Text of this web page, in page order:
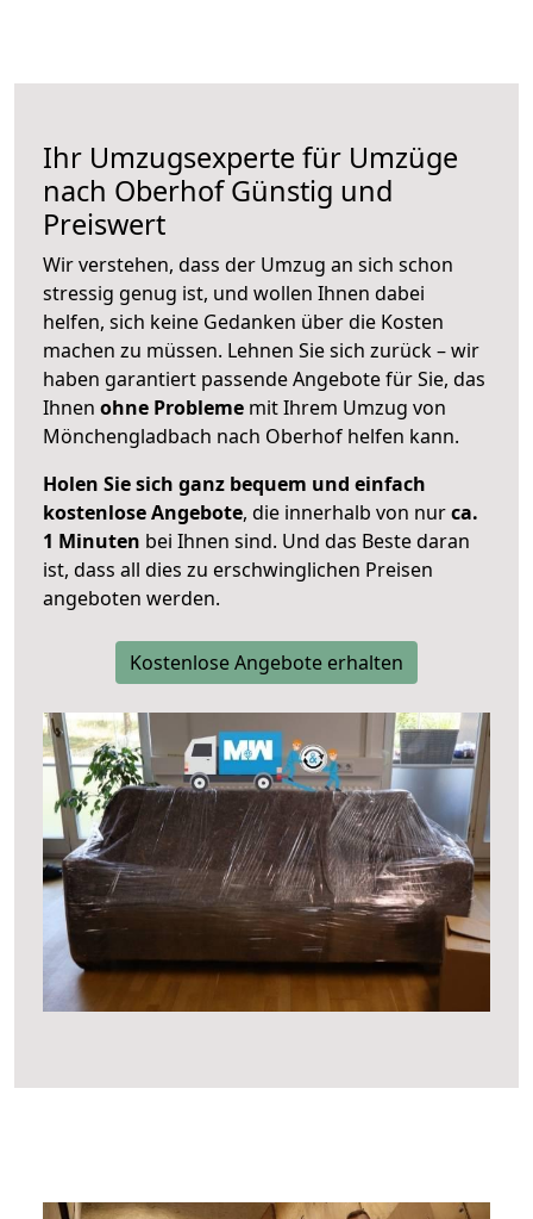
Ihr Umzugsexperte für Umzüge
nach OberhofGünstig und
Preiswert
Wir verstehen, dass der Umzug an sich schon
stressig genug ist, und wollen Ihnen dabei
helfen, sich keine Gedanken über die Kosten
machen zu müssen. Lehnen Sie sich zurück – wir
haben garantiert passende Angebote für Sie, das
Ihnen ohne Probleme mit Ihrem Umzug von
Mönchengladbach nach Oberhof helfen kann.
Holen Sie sich ganz bequem und einfach
kostenlose Angebote, die innerhalb von nurca.
1 Minuten bei Ihnen sind. Und das Beste daran
ist, dass all dies zu erschwinglichen Preisen
angeboten werden.
Kostenlose Angebote erhalten